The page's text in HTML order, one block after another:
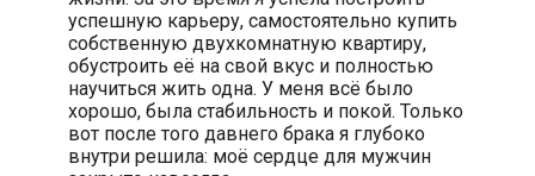
успешную карьеру, самостоятельно купить
собственную двухкомнатную квартиру,
обустроить её на свой вкус и полностью
научиться жить одна. У меня всё было
хорошо, была стабильность и покой. Только
вот после того давнего брака я глубоко
внутри решила: моё сердце для мужчин